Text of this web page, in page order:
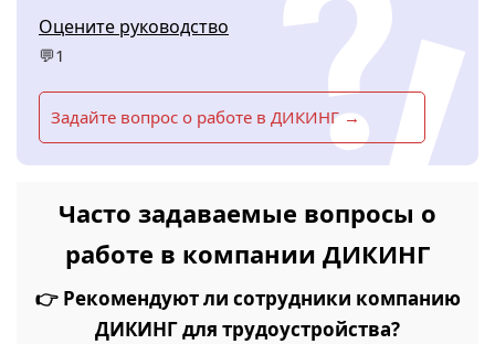
Оцените руководство
💬1
Задайте вопрос о работе в ДИКИНГ →
Часто задаваемые вопросы о
работе в компании ДИКИНГ
👉 Рекомендуют ли сотрудники компанию
ДИКИНГ для трудоустройства?